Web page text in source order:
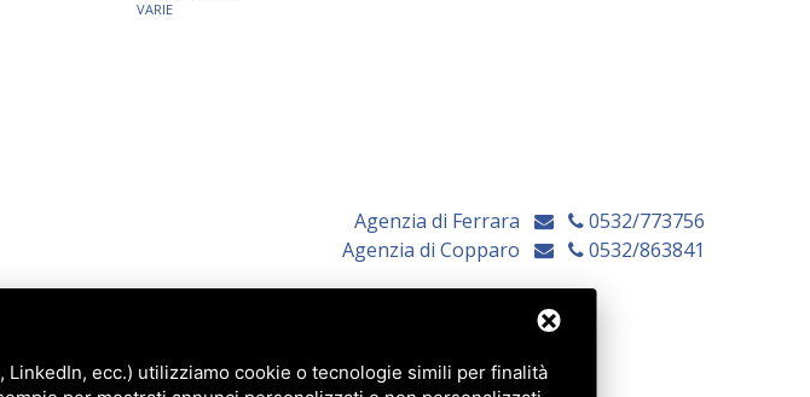
VARIE
Agenzia di Ferrara
0532/773756
Agenzia di Copparo
0532/863841
ecc.) utilizziamo cookie o tecnologie simili per finalità